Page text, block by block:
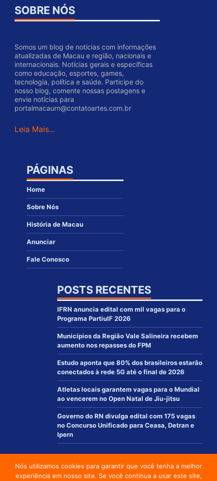
SOBRE NÓS
Somos um blog de notícias com informações
atualizadas de Macau e região, nacionais e
internacionais. Notícias gerais e específicas
como educação, esportes, games,
tecnologia, política e saúde. Participe do
nosso blog, comente nossas postagens e
envie notícias para
portalmacaurn@contatoartes.com.br
Leia Mais...
PÁGINAS
Home
Sobre Nós
História de Macau
Anunciar
Fale Conosco
POSTS RECENTES
IFRN anuncia edital com mil vagas para o
Programa PartiuIF 2026
Municípios da Região Vale Salineira recebem
aumento nos repasses do FPM
Estudo aponta que 80% dos brasileiros estarão
conectados à rede 5G até o final de 2026
Atletas locais garantem vagas para o Mundial
ao vencerem no Open Natal de Jiu-jitsu
Governo do RN divulga edital com 175 vagas
no Concurso Unificado para Ceasa, Detran e
Ipern
© 2012 - 2021 | www.macaurn.com.br - Todos os direitos reservados
Desenvolvido por:
Nós utilizamos cookies para garantir que você tenha a melhor
experiência em nosso site. Se você continua a usar este site,